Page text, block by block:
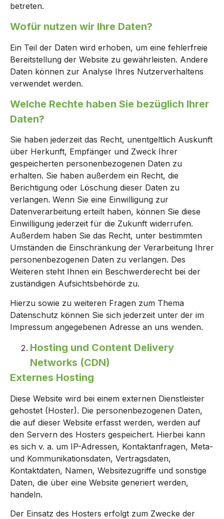
betreten.
Wofür nutzen wir Ihre Daten?
Ein Teil der Daten wird erhoben, um eine fehlerfreie
Bereitstellung der Website zu gewährleisten. Andere
Daten können zur Analyse Ihres Nutzerverhaltens
verwendet werden.
Welche Rechte haben Sie bezüglich Ihrer
Daten?
Sie haben jederzeit das Recht, unentgeltlich Auskunft
über Herkunft, Empfänger und Zweck Ihrer
gespeicherten personenbezogenen Daten zu
erhalten. Sie haben außerdem ein Recht, die
Berichtigung oder Löschung dieser Daten zu
verlangen. Wenn Sie eine Einwilligung zur
Datenverarbeitung erteilt haben, können Sie diese
Einwilligung jederzeit für die Zukunft widerrufen.
Außerdem haben Sie das Recht, unter bestimmten
Umständen die Einschränkung der Verarbeitung Ihrer
personenbezogenen Daten zu verlangen. Des
Weiteren steht Ihnen ein Beschwerderecht bei der
zuständigen Aufsichtsbehörde zu.
Hierzu sowie zu weiteren Fragen zum Thema
Datenschutz können Sie sich jederzeit unter der im
Impressum angegebenen Adresse an uns wenden.
Hosting und Content Delivery
Networks (CDN)
Externes Hosting
Diese Website wird bei einem externen Dienstleister
gehostet (Hoster). Die personenbezogenen Daten,
die auf dieser Website erfasst werden, werden auf
den Servern des Hosters gespeichert. Hierbei kann
es sich v. a. um IP-Adressen, Kontaktanfragen, Meta-
und Kommunikationsdaten, Vertragsdaten,
Kontaktdaten, Namen, Websitezugriffe und sonstige
Daten, die über eine Website generiert werden,
handeln.
Der Einsatz des Hosters erfolgt zum Zwecke der